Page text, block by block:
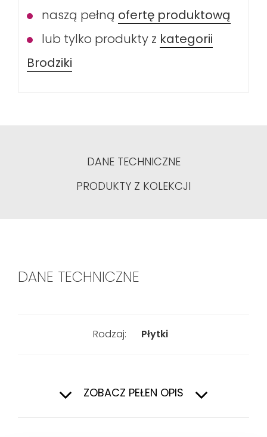
naszą pełną ofertę produktową
lub tylko produkty z kategorii
Brodziki
DANE TECHNICZNE
PRODUKTY Z KOLEKCJI
DANE TECHNICZNE
Rodzaj: Płytki
ZOBACZ PEŁEN OPIS